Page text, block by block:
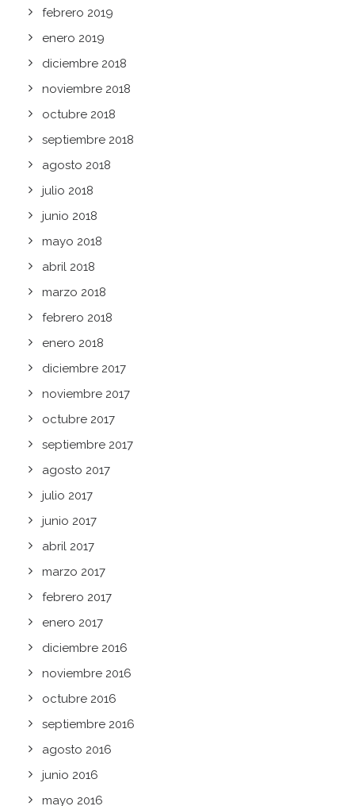
febrero 2019
enero 2019
diciembre 2018
noviembre 2018
octubre 2018
septiembre 2018
agosto 2018
julio 2018
junio 2018
mayo 2018
abril 2018
marzo 2018
febrero 2018
enero 2018
diciembre 2017
noviembre 2017
octubre 2017
septiembre 2017
agosto 2017
julio 2017
junio 2017
abril 2017
marzo 2017
febrero 2017
enero 2017
diciembre 2016
noviembre 2016
octubre 2016
septiembre 2016
agosto 2016
junio 2016
mayo 2016